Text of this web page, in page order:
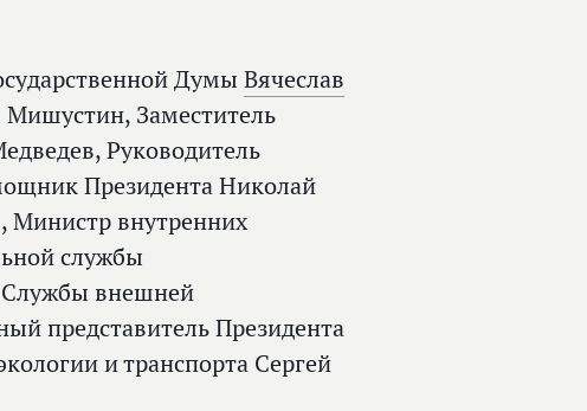
Думы Вячеслав
Мишустин, Заместитель
Руководитель
Президента Николай
Министр внутренних
службы
Службы внешней
представитель Президента
и транспорта Сергей